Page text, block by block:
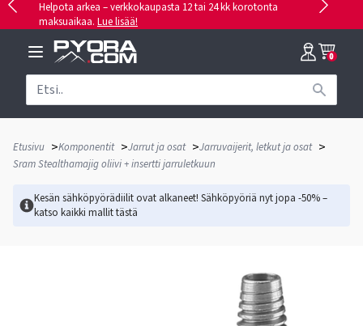
Helpota arkea – verkkokaupasta 12 tai 24 kk korotonta
maksuaikaa. Lue lisää!
0
Etusivu >Komponentit >Jarrut ja osat >Jarruvaijerit, letkut ja osat >
Sram Stealthamajig oliivi + insertti jarruletkuun
Kesän sähköpyörädiilit ovat alkaneet! Sähköpyöriä nyt jopa -50% –
katso kaikki mallittästä